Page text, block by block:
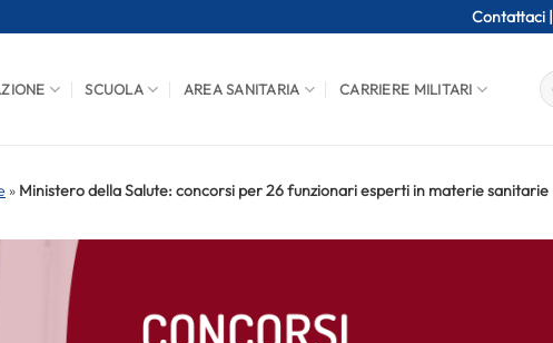
Contattaci |
SCUOLA AREA SANITARIA CARRIERE MILITARI
» Ministero della Salute: concorsi per 26 funzionari esperti in materie sanitarie